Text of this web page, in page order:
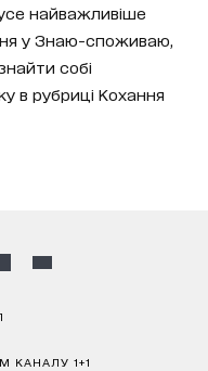
найважливіше
у Знаю-споживаю,
собі
в рубриці Кохання
КАНАЛУ 1+1